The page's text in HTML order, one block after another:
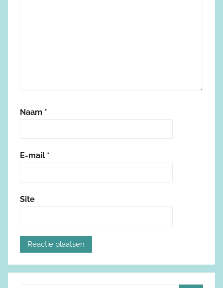
Naam *
E-mail *
Site